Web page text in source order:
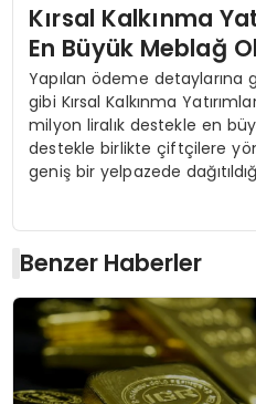
Kırsal Kalkınma
En Büyük Meblağ
Yapılan ödeme detaylarına
gibi Kırsal Kalkınma
milyon liralık destekle en
destekle birlikte çiftçilere
geniş bir yelpazede
Benzer Haberler